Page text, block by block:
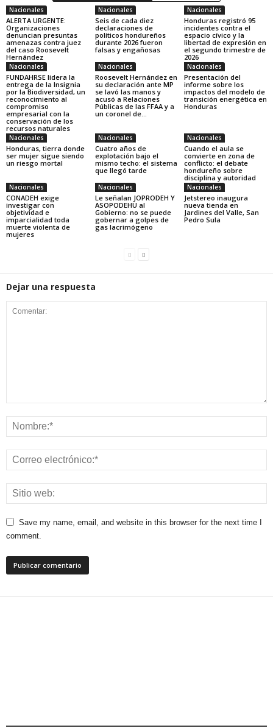
Nacionales
ALERTA URGENTE:
Organizaciones
denuncian presuntas
amenazas contra juez
del caso Roosevelt
Hernández
Nacionales
Seis de cada diez
declaraciones de
políticos hondureños
durante 2026 fueron
falsas y engañosas
Nacionales
Honduras registró 95
incidentes contra el
espacio cívico y la
libertad de expresión en
el segundo trimestre de
2026
Nacionales
FUNDAHRSE lidera la
entrega de la Insignia
por la Biodiversidad, un
reconocimiento al
compromiso
empresarial con la
conservación de los
recursos naturales
Nacionales
Roosevelt Hernández en
su declaración ante MP
se lavó las manos y
acusó a Relaciones
Públicas de las FFAA y a
un coronel de...
Nacionales
Presentación del
informe sobre los
impactos del modelo de
transición energética en
Honduras
Nacionales
Honduras, tierra donde
ser mujer sigue siendo
un riesgo mortal
Nacionales
Cuatro años de
explotación bajo el
mismo techo: el sistema
que llegó tarde
Nacionales
Cuando el aula se
convierte en zona de
conflicto: el debate
hondureño sobre
disciplina y autoridad
Nacionales
CONADEH exige
investigar con
objetividad e
imparcialidad toda
muerte violenta de
mujeres
Nacionales
Le señalan JOPRODEH Y
ASOPODEHU al
Gobierno: no se puede
gobernar a golpes de
gas lacrimógeno
Nacionales
Jetstereo inaugura
nueva tienda en
Jardines del Valle, San
Pedro Sula
Dejar una respuesta
Save my name, email, and website in this browser for the next time I
comment.